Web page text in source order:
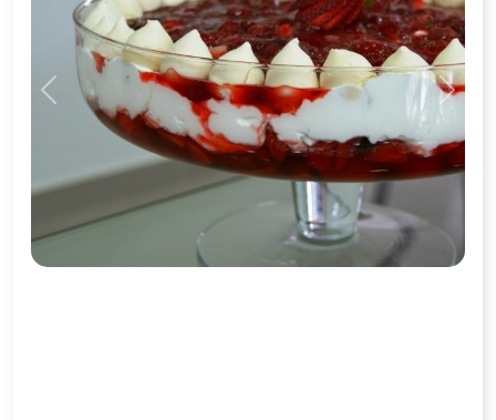
Previous Next